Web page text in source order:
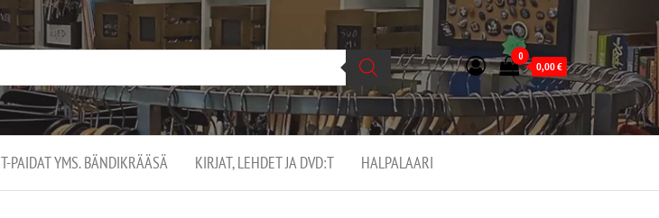
0
0,00€
T-PAIDAT YMS. BÄNDIKRÄÄSÄ KIRJAT, LEHDET JA DVD:T HALPALAARI